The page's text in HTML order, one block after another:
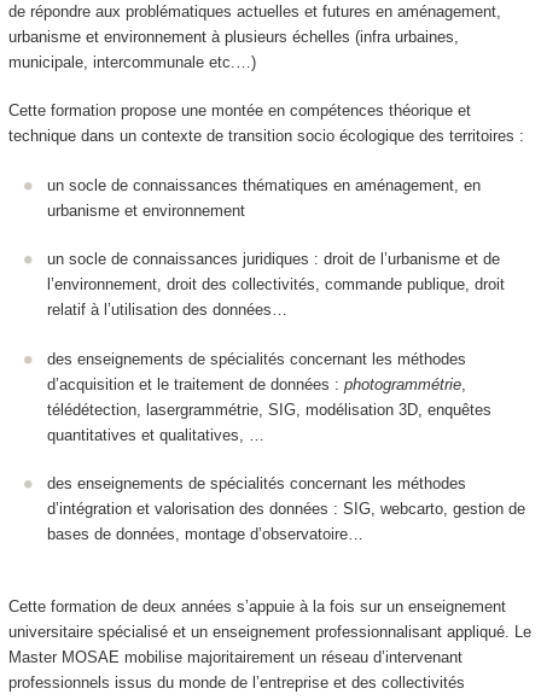
de répondre aux problématiques actuelles et futures en aménagement,
urbanisme et environnement à plusieurs échelles (infra urbaines,
municipale, intercommunale etc.…)
Cette formation propose une montée en compétences théorique et
technique dans un contexte de transition socio écologique des territoires :
un socle de connaissances thématiques en aménagement, en
urbanisme et environnement
un socle de connaissances juridiques : droit de l’urbanisme et de
l’environnement, droit des collectivités, commande publique, droit
relatif à l’utilisation des données…
des enseignements de spécialités concernant les méthodes
d’acquisition et le traitement de données : photogrammétrie
télédétection, lasergrammétrie, SIG, modélisation 3D, enquêtes
quantitatives et qualitatives, …
des enseignements de spécialités concernant les méthodes
d’intégration et valorisation des données : SIG, webcarto, gestion de
bases de données, montage d’observatoire…
Cette formation de deux années s’appuie à la fois sur un enseignement
universitaire spécialisé et un enseignement professionnalisant appliqué. Le
Master MOSAE mobilise majoritairement un réseau d’intervenant
professionnels issus du monde de l’entreprise et des collectivités